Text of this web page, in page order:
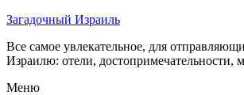
Загадочный Израиль
Все самое увлекательное, для
Израилю: отели, достопримечательности,
Меню